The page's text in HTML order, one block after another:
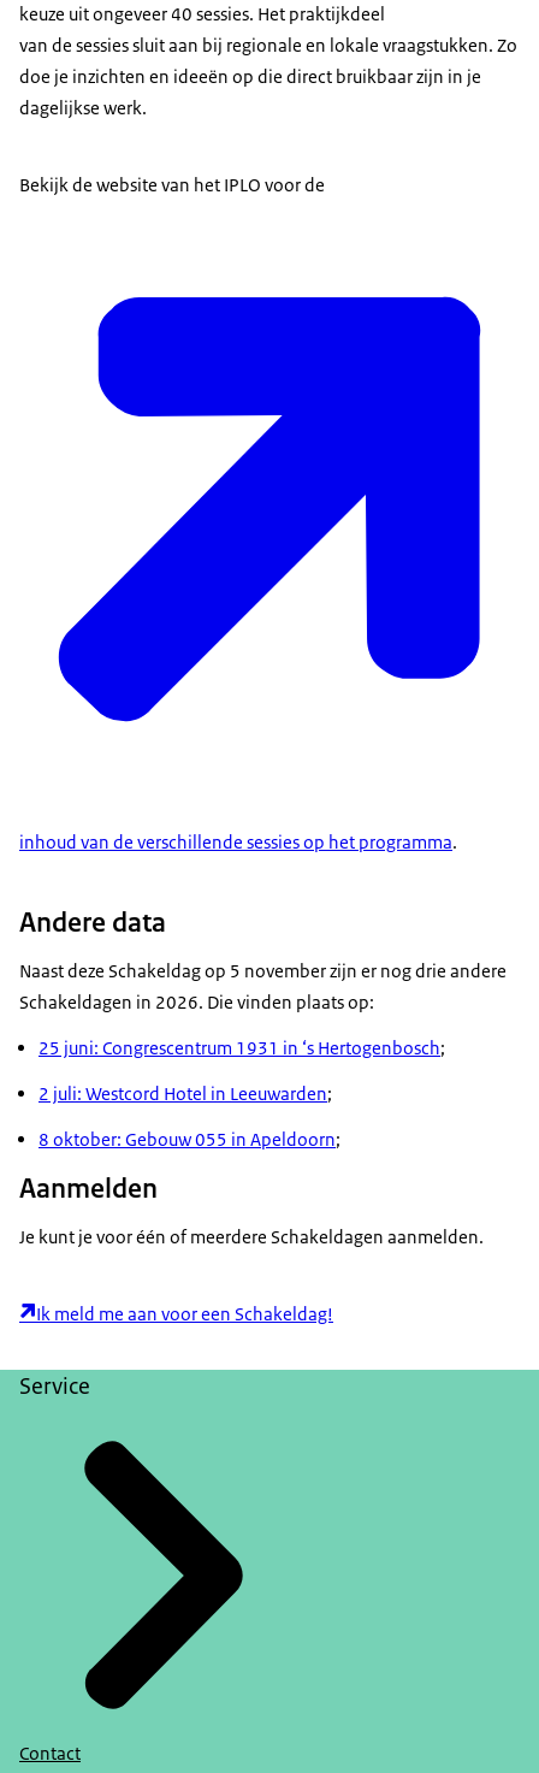
keuze uit ongeveer 40 sessies. Het praktijkdeel
van de sessies sluit aan bij regionale en lokale vraagstukken. Zo
doe je inzichten en ideeën op die direct bruikbaar zijn in je
dagelijkse werk.
Bekijk de website van het IPLO voor de
inhoud van de verschillende sessies op het programma.
Andere data
Naast deze Schakeldag op 5 november zijn er nog drie andere
Schakeldagen in 2026. Die vinden plaats op:
25 juni: Congrescentrum 1931 in ‘s Hertogenbosch;
2 juli: Westcord Hotel in Leeuwarden;
8 oktober: Gebouw 055 in Apeldoorn;
Aanmelden
Je kunt je voor één of meerdere Schakeldagen aanmelden.
Ik meld me aan voor een Schakeldag!
Service
Contact